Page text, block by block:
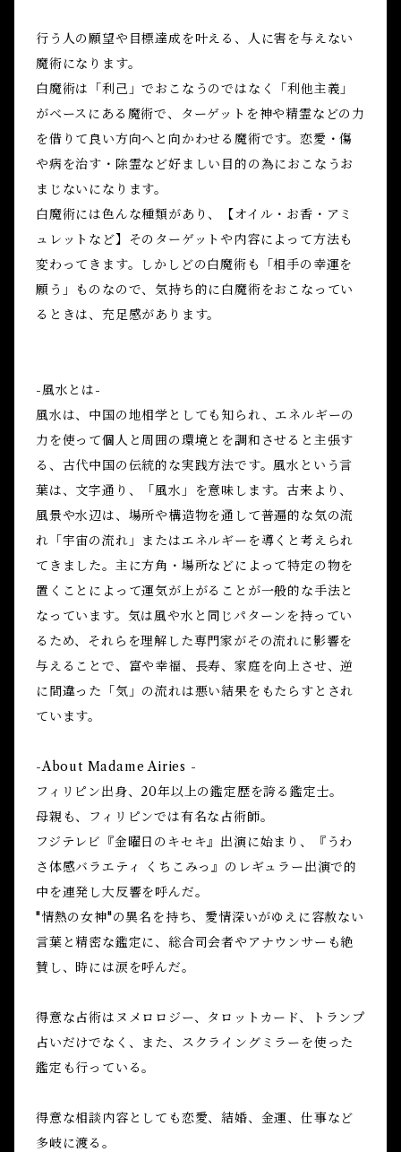
行う人の願望や目標達成を叶える、人に害を与えない
魔術になります。
白魔術は「利己」でおこなうのではなく「利他主義」
がベースにある魔術で、ターゲットを神や精霊などの力
を借りて良い方向へと向かわせる魔術です。恋愛・傷
や病を治す・除霊など好ましい目的の為におこなうお
まじないになります。
白魔術には色んな種類があり、【オイル・お香・アミ
ュレットなど】そのターゲットや内容によって方法も
変わってきます。しかしどの白魔術も「相手の幸運を
願う」ものなので、気持ち的に白魔術をおこなってい
るときは、充足感があります。
-風水とは-
風水は、中国の地相学としても知られ、エネルギーの
力を使って個人と周囲の環境とを調和させると主張す
る、古代中国の伝統的な実践方法です。風水という言
葉は、文字通り、「風水」を意味します。古来より、
風景や水辺は、場所や構造物を通して普遍的な気の流
れ「宇宙の流れ」またはエネルギーを導くと考えられ
てきました。主に方角・場所などによって特定の物を
置くことによって運気が上がることが一般的な手法と
なっています。気は風や水と同じパターンを持ってい
るため、それらを理解した専門家がその流れに影響を
与えることで、富や幸福、長寿、家庭を向上させ、逆
に間違った「気」の流れは悪い結果をもたらすとされ
ています。
-About Madame Airies -
フィリピン出身、20年以上の鑑定歴を誇る鑑定士。
母親も、フィリピンでは有名な占術師。
フジテレビ『金曜日のキセキ』出演に始まり、『うわ
さ体感バラエティ くちこみっ』のレギュラー出演で的
中を連発し大反響を呼んだ。
"情熱の女神"の異名を持ち、愛情深いがゆえに容赦ない
言葉と精密な鑑定に、総合司会者やアナウンサーも絶
賛し、時には涙を呼んだ。
得意な占術はヌメロロジー、タロットカード、トランプ
占いだけでなく、また、スクライングミラーを使った
鑑定も行っている。
得意な相談内容としても恋愛、結婚、金運、仕事など
多岐に渡る。